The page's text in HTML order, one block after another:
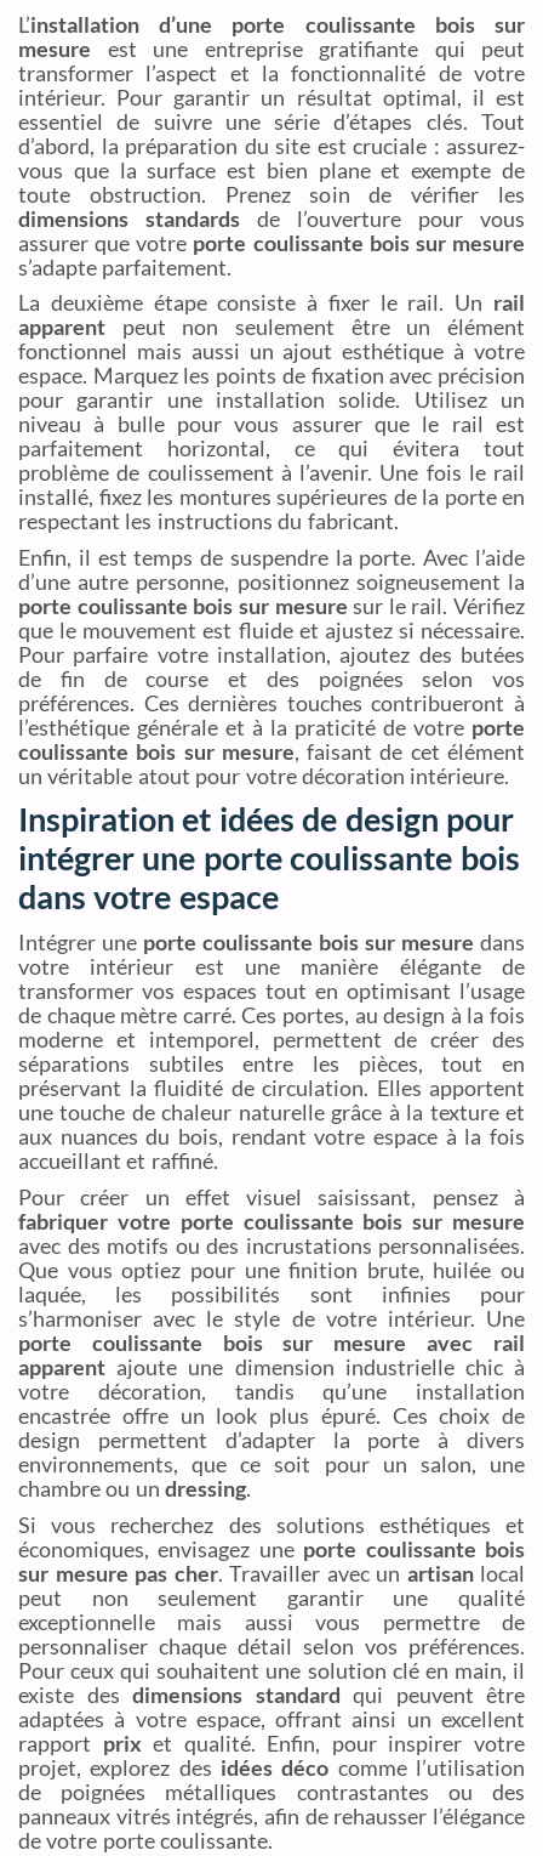
L’installation d’une porte coulissante bois sur
mesure est une entreprise gratifiante qui peut
transformer l’aspect et la fonctionnalité de votre
intérieur. Pour garantir un résultat optimal, il est
essentiel de suivre une série d’étapes clés. Tout
d’abord, la préparation du site est cruciale : assurez-
vous que la surface est bien plane et exempte de
toute obstruction. Prenez soin de vérifier les
dimensions standards de l’ouverture pour vous
assurer que votre porte coulissante bois sur mesure
s’adapte parfaitement.
La deuxième étape consiste à fixer le rail. Un rail
apparent peut non seulement être un élément
fonctionnel mais aussi un ajout esthétique à votre
espace. Marquez les points de fixation avec précision
pour garantir une installation solide. Utilisez un
niveau à bulle pour vous assurer que le rail est
parfaitement horizontal, ce qui évitera tout
problème de coulissement à l’avenir. Une fois le rail
installé, fixez les montures supérieures de la porte en
respectant les instructions du fabricant.
Enfin, il est temps de suspendre la porte. Avec l’aide
d’une autre personne, positionnez soigneusement la
porte coulissante bois sur mesure sur le rail. Vérifiez
que le mouvement est fluide et ajustez si nécessaire.
Pour parfaire votre installation, ajoutez des butées
de fin de course et des poignées selon vos
préférences. Ces dernières touches contribueront à
l’esthétique générale et à la praticité de votre porte
coulissante bois sur mesure, faisant de cet élément
un véritable atout pour votre décoration intérieure.
Inspiration et idées de design pour
intégrer une porte coulissante bois
dans votre espace
Intégrer une porte coulissante bois sur mesure dans
votre intérieur est une manière élégante de
transformer vos espaces tout en optimisant l’usage
de chaque mètre carré. Ces portes, au design à la fois
moderne et intemporel, permettent de créer des
séparations subtiles entre les pièces, tout en
préservant la fluidité de circulation. Elles apportent
une touche de chaleur naturelle grâce à la texture et
aux nuances du bois, rendant votre espace à la fois
accueillant et raffiné.
Pour créer un effet visuel saisissant, pensez à
fabriquer votre porte coulissante bois sur mesure
avec des motifs ou des incrustations personnalisées.
Que vous optiez pour une finition brute, huilée ou
laquée, les possibilités sont infinies pour
s’harmoniser avec le style de votre intérieur. Une
porte coulissante bois sur mesure avec rail
apparent ajoute une dimension industrielle chic à
votre décoration, tandis qu’une installation
encastrée offre un look plus épuré. Ces choix de
design permettent d’adapter la porte à divers
environnements, que ce soit pour un salon, une
chambre ou undressing.
Si vous recherchez des solutions esthétiques et
économiques, envisagez une porte coulissante bois
sur mesure pas cher. Travailler avec un artisanlocal
peut non seulement garantir une qualité
exceptionnelle mais aussi vous permettre de
personnaliser chaque détail selon vos préférences.
Pour ceux qui souhaitent une solution clé en main, il
existe des dimensions standard qui peuvent être
adaptées à votre espace, offrant ainsi un excellent
rapport prix et qualité. Enfin, pour inspirer votre
projet, explorez des idées déco comme l’utilisation
de poignées métalliques contrastantes ou des
panneaux vitrés intégrés, afin de rehausser l’élégance
de votre porte coulissante.